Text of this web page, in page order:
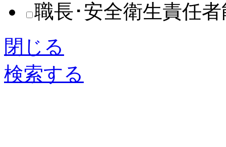
職長･安全衛生責任
閉じる
検索する